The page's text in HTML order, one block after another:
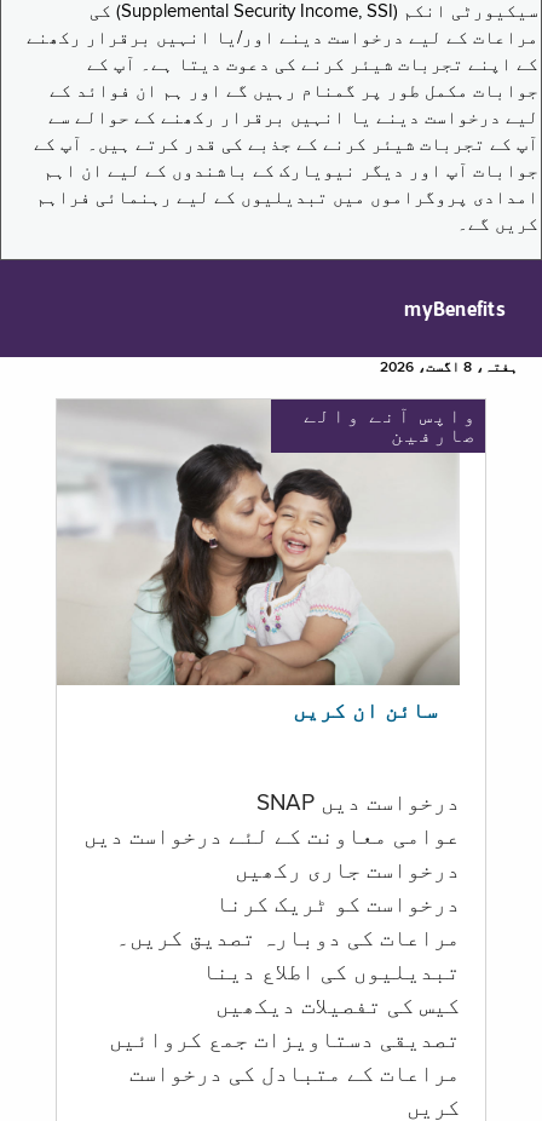
سیکیورٹی انکم (Supplemental Security Income, SSI) کی
مراعات کے لیے درخواست دینے اور/یا انہیں برقرار رکھنے
کے اپنے تجربات شیئر کرنے کی دعوت دیتا ہے۔ آپ کے
جوابات مکمل طور پر گمنام رہیں گے اور ہم ان فوائد کے
لیے درخواست دینے یا انہیں برقرار رکھنے کے حوالے سے
آپ کے تجربات شیئر کرنے کے جذبے کی قدر کرتے ہیں۔ آپ کے
جوابات آپ اور دیگر نیویارک کے باشندوں کے لیے ان اہم
امدادی پروگراموں میں تبدیلیوں کے لیے رہنمائی فراہم
کریں گے۔
myBenefits
ہفتہ، 8 اگست، 2026
واپس آنے والے
صارفین
سائن ان کریں
درخواست دیں SNAP
عوامی معاونت کے لئے درخواست دیں
درخواست جاری رکھیں
درخواست کو ٹریک کرنا
مراعات کی دوبارہ تصدیق کریں۔
تبدیلیوں کی اطلاع دینا
کیس کی تفصیلات دیکھیں
تصدیقی دستاویزات جمع کروائیں
مراعات کے متبادل کی درخواست
کریں